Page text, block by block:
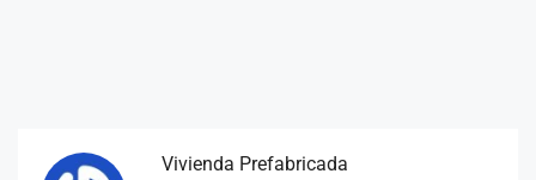
Vivienda Prefabricada